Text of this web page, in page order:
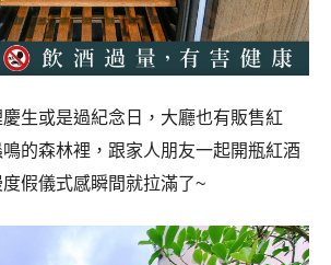
生或是過紀念日，大廳也有販售紅
的森林裡，跟家人朋友一起開瓶紅酒
假儀式感瞬間就拉滿了~